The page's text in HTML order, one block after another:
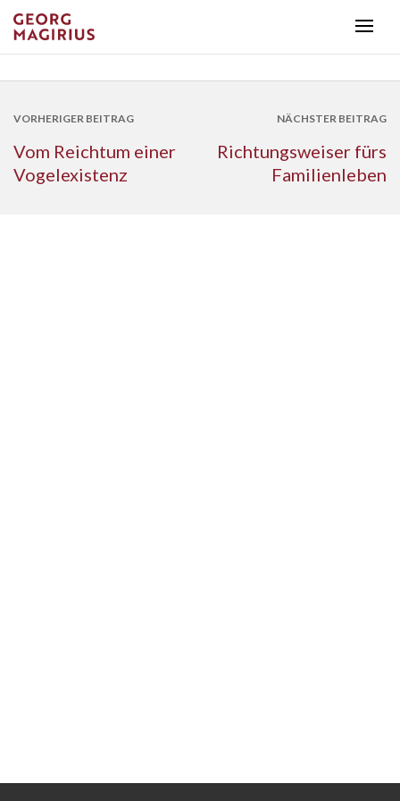
VORHERIGER BEITRAG
Vom Reichtum einer
Vogelexistenz
NÄCHSTER BEITRAG
Richtungsweiser fürs
Familienleben